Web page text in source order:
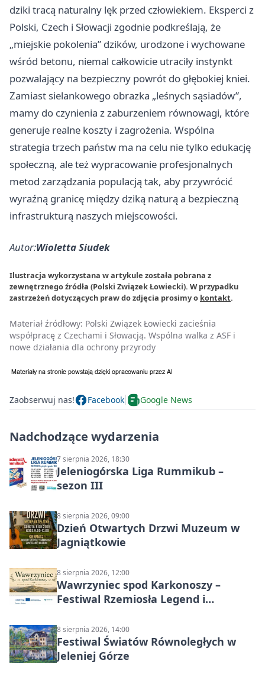
dziki tracą naturalny lęk przed człowiekiem. Eksperci z
Polski, Czech i Słowacji zgodnie podkreślają, że
„miejskie pokolenia” dzików, urodzone i wychowane
wśród betonu, niemal całkowicie utraciły instynkt
pozwalający na bezpieczny powrót do głębokiej kniei.
Zamiast sielankowego obrazka „leśnych sąsiadów”,
mamy do czynienia z zaburzeniem równowagi, które
generuje realne koszty i zagrożenia. Wspólna
strategia trzech państw ma na celu nie tylko edukację
społeczną, ale też wypracowanie profesjonalnych
metod zarządzania populacją tak, aby przywrócić
wyraźną granicę między dziką naturą a bezpieczną
infrastrukturą naszych miejscowości.
Autor:Wioletta Siudek
Ilustracja wykorzystana w artykule została pobrana z
zewnętrznego źródła (Polski Związek Łowiecki). W przypadku
zastrzeżeń dotyczących praw do zdjęcia prosimy o kontakt.
Materiał źródłowy: Polski Związek Łowiecki zacieśnia
współpracę z Czechami i Słowacją. Wspólna walka z ASF i
nowe działania dla ochrony przyrody
Zaobserwuj nas! Facebook Google News
Nadchodzące wydarzenia
7 sierpnia 2026, 18:30
Jeleniogórska Liga Rummikub –
sezon III
8 sierpnia 2026, 09:00
Dzień Otwartych Drzwi Muzeum w
Jagniątkowie
8 sierpnia 2026, 12:00
Wawrzyniec spod Karkonoszy –
Festiwal Rzemiosła Legend i
8 sierpnia 2026, 14:00
Festiwal Światów Równoległych w
Jeleniej Górze